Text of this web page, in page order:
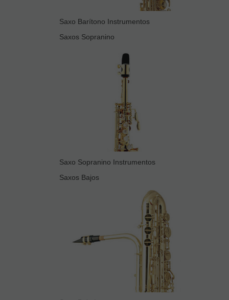
Saxo Barítono Instrumentos
Saxos Sopranino
Saxo Sopranino Instrumentos
Saxos Bajos